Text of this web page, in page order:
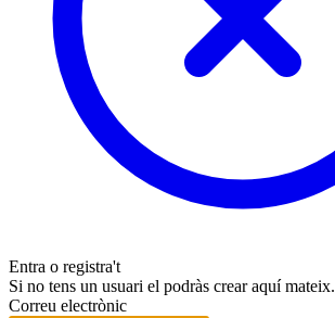
Entra o registra't
Si no tens un usuari el podràs crear aquí mateix.
Correu electrònic